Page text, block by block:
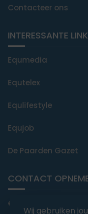
Contacteer ons
INTERESSANTE
Equmedia
Equtelex
Equlifestyle
Equjob
De Paarden Gazet
CONTACT
Wij gebruiken